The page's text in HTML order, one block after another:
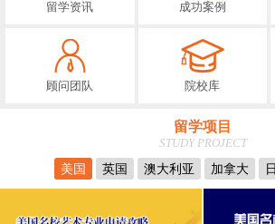
留学资讯 成功案例
顾问团队 院校库
留学项目
STUDY PROJECT
美国
英国 澳大利亚 加拿大